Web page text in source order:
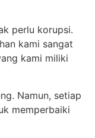
perlu korupsi.
kami sangat
kami miliki
Namun, setiap
memperbaiki